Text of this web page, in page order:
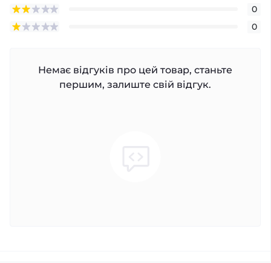
0
0
Немає відгуків про цей товар, станьте
першим, залиште свій відгук.